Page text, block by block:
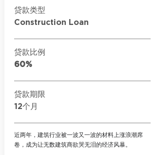
贷款类型
Construction Loan
贷款比例
60%
贷款期限
12个月
近两年，建筑行业被一波又一波的材料上涨浪潮席
卷，成为让无数建筑商欲哭无泪的经济风暴。